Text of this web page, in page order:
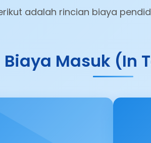
adalah rincian biaya
Biaya Masuk (In